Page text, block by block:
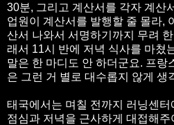
30분, 그리고 계산서를 각자 계산
업원이 계산서를 발행할 줄 몰라,
산서 나와서 서명하기까지 무려
래서 11시 반에 저녁 식사를 마쳤
말은 한 마디도 안 하더군요. 프랑
은 그런 거 별로 대수롭지 않게 생
태국에서는 며칠 전까지 러닝센터
점심과 저녁을 근사하게 대접해